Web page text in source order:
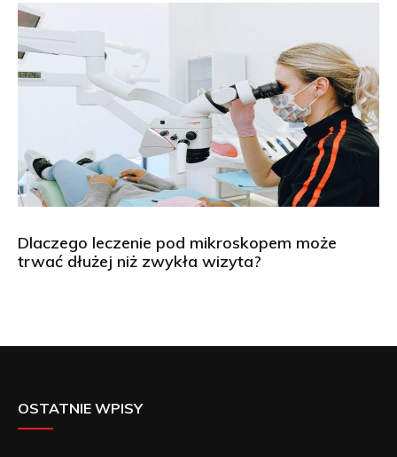
Dlaczego leczenie pod mikroskopem może
trwać dłużej niż zwykła wizyta?
OSTATNIE WPISY